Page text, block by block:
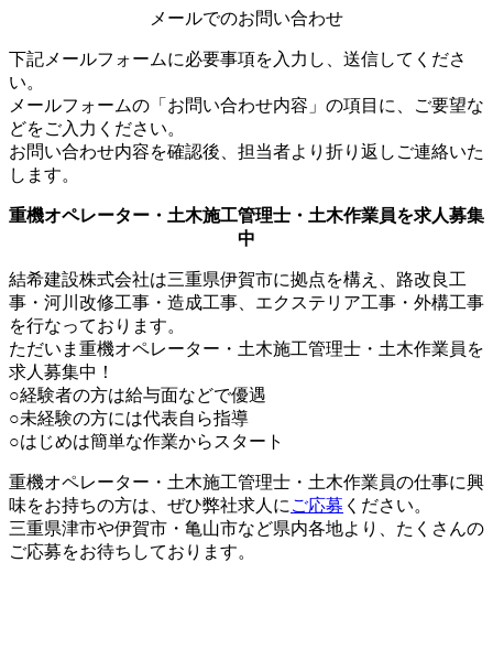
メールでのお問い合わせ
下記メールフォームに必要事項を入力し、送信してくださ
い。
メールフォームの「お問い合わせ内容」の項目に、ご要望な
どをご入力ください。
お問い合わせ内容を確認後、担当者より折り返しご連絡いた
します。
重機オペレーター・土木施工管理士・土木作業員を求人募集
中
結希建設株式会社は三重県伊賀市に拠点を構え、路改良工
事・河川改修工事・造成工事、エクステリア工事・外構工事
を行なっております。
ただいま重機オペレーター・土木施工管理士・土木作業員を
求人募集中！
○経験者の方は給与面などで優遇
○未経験の方には代表自ら指導
○はじめは簡単な作業からスタート
重機オペレーター・土木施工管理士・土木作業員の仕事に興
味をお持ちの方は、ぜひ弊社求人に ご応募 ください。
三重県津市や伊賀市・亀山市など県内各地より、たくさんの
ご応募をお待ちしております。